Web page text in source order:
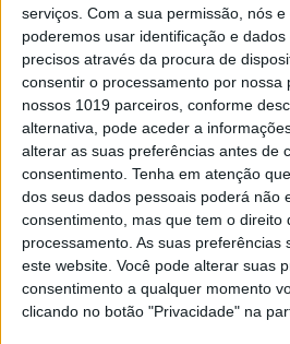
serviços. Com a sua permissão, nós
poderemos usar identificação e
precisos através da procura de
consentir o processamento por nossa
nossos 1019 parceiros, conforme
alternativa, pode aceder a
alterar as suas preferências antes de
consentimento. Tenha em atenção
dos seus dados pessoais poderá não
consentimento, mas que tem o direito
processamento. As suas preferências
este website. Você pode alterar suas
consentimento a qualquer momento
clicando no botão "Privacidade" na
VOLT
Estudo da Galp diz
poupar €50/mês na
usando a tecnologia
O projeto V2G Açores faz
empresa de descarbonizar a
sociedade, reforçando a